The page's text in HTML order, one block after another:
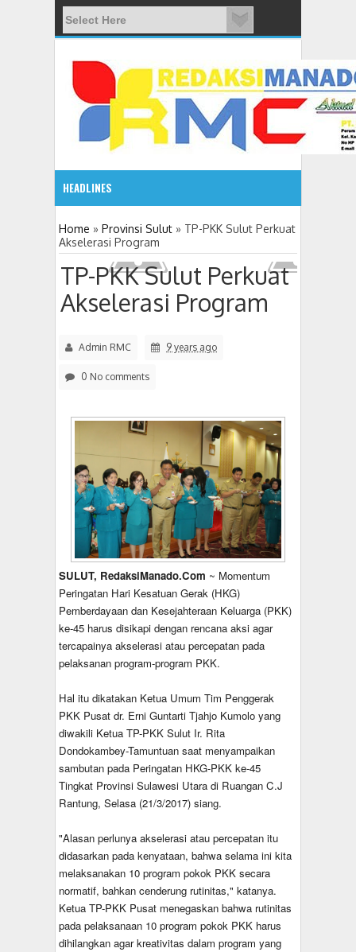
HEADLINES
08:03 AM
ADVETORIAL JONRU GANTIKAN MONO PIMPIN DPRD
Home » Provinsi Sulut » TP-PKK Sulut Perkuat
Akselerasi Program
TP-PKK Sulut Perkuat
Akselerasi Program
Admin RMC 9 years ago
0 No comments
SULUT, RedaksiManado.Com ~ Momentum
Peringatan Hari Kesatuan Gerak (HKG)
Pemberdayaan dan Kesejahteraan Keluarga (PKK)
ke-45 harus disikapi dengan rencana aksi agar
tercapainya akselerasi atau percepatan pada
pelaksanan program-program PKK.
Hal itu dikatakan Ketua Umum Tim Penggerak
PKK Pusat dr. Erni Guntarti Tjahjo Kumolo yang
diwakili Ketua TP-PKK Sulut Ir. Rita
Dondokambey-Tamuntuan saat menyampaikan
sambutan pada Peringatan HKG-PKK ke-45
Tingkat Provinsi Sulawesi Utara di Ruangan C.J
Rantung, Selasa (21/3/2017) siang.
"Alasan perlunya akselerasi atau percepatan itu
didasarkan pada kenyataan, bahwa selama ini kita
melaksanakan 10 program pokok PKK secara
normatif, bahkan cenderung rutinitas," katanya.
Ketua TP-PKK Pusat menegaskan bahwa rutinitas
pada pelaksanaan 10 program pokok PKK harus
dihilangkan agar kreativitas dalam program yang